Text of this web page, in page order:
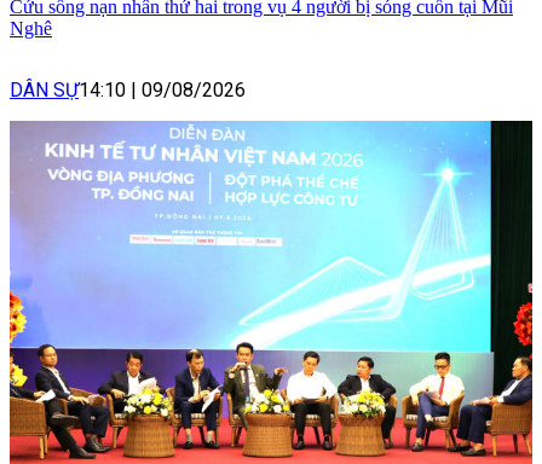
Cứu sống nạn nhân thứ hai trong vụ 4 người bị sóng cuốn tại Mũi
Nghê
DÂN SỰ14:10 09/08/2026